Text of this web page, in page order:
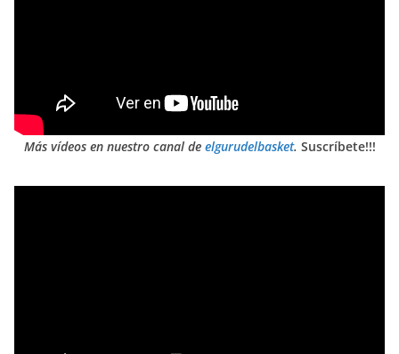
Más vídeos en nuestro canal de elgurudelbasket. Suscríbete!!!